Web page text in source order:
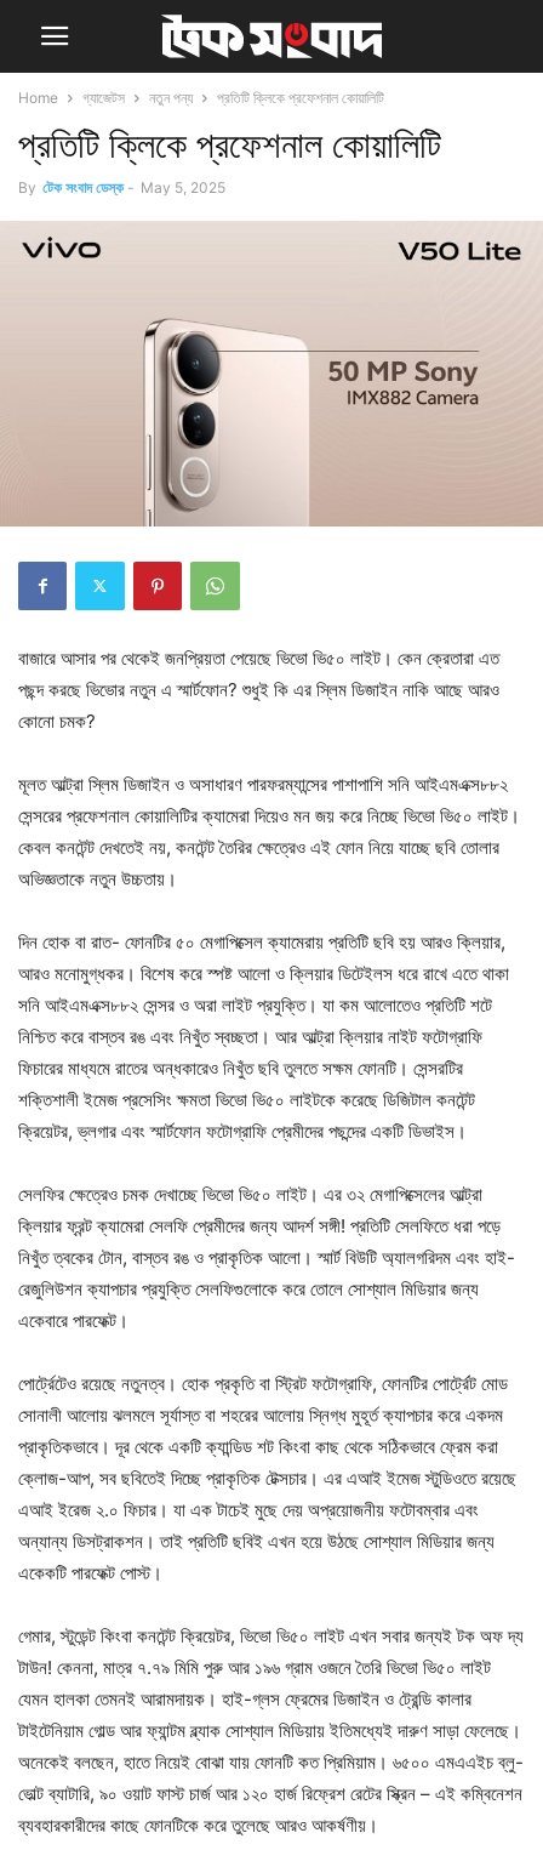
Home গ্যাজেটস নতুন পন্য প্রতিটি ক্লিকে প্রফেশনাল কোয়ালিটি
প্রতিটি ক্লিকে প্রফেশনাল কোয়ালিটি
By টেক সংবাদ ডেস্ক - May 5, 2025
বাজারে আসার পর থেকেই জনপ্রিয়তা পেয়েছে ভিভো ভি৫০ লাইট। কেন ক্রেতারা এত
পছন্দ করছে ভিভোর নতুন এ স্মার্টফোন? শুধুই কি এর স্লিম ডিজাইন নাকি আছে আরও
কোনো চমক?
মূলত আল্ট্রা স্লিম ডিজাইন ও অসাধারণ পারফরম্যান্সের পাশাপাশি সনি আইএমএক্স৮৮২
সেন্সরের প্রফেশনাল কোয়ালিটির ক্যামেরা দিয়েও মন জয় করে নিচ্ছে ভিভো ভি৫০ লাইট।
কেবল কনটেন্ট দেখতেই নয়, কনটেন্ট তৈরির ক্ষেত্রেও এই ফোন নিয়ে যাচ্ছে ছবি তোলার
অভিজ্ঞতাকে নতুন উচ্চতায়।
দিন হোক বা রাত- ফোনটির ৫০ মেগাপিক্সেল ক্যামেরায় প্রতিটি ছবি হয় আরও ক্লিয়ার,
আরও মনোমুগ্ধকর। বিশেষ করে স্পষ্ট আলো ও ক্লিয়ার ডিটেইলস ধরে রাখে এতে থাকা
সনি আইএমএক্স৮৮২ সেন্সর ও অরা লাইট প্রযুক্তি। যা কম আলোতেও প্রতিটি শটে
নিশ্চিত করে বাস্তব রঙ এবং নিখুঁত স্বচ্ছতা। আর আল্ট্রা ক্লিয়ার নাইট ফটোগ্রাফি
ফিচারের মাধ্যমে রাতের অন্ধকারেও নিখুঁত ছবি তুলতে সক্ষম ফোনটি। সেন্সরটির
শক্তিশালী ইমেজ প্রসেসিং ক্ষমতা ভিভো ভি৫০ লাইটকে করেছে ডিজিটাল কনটেন্ট
ক্রিয়েটর, ভ্লগার এবং স্মার্টফোন ফটোগ্রাফি প্রেমীদের পছন্দের একটি ডিভাইস।
সেলফির ক্ষেত্রেও চমক দেখাচ্ছে ভিভো ভি৫০ লাইট। এর ৩২ মেগাপিক্সেলের আল্ট্রা
ক্লিয়ার ফ্রন্ট ক্যামেরা সেলফি প্রেমীদের জন্য আদর্শ সঙ্গী! প্রতিটি সেলফিতে ধরা পড়ে
নিখুঁত ত্বকের টোন, বাস্তব রঙ ও প্রাকৃতিক আলো। স্মার্ট বিউটি অ্যালগরিদম এবং হাই-
রেজুলিউশন ক্যাপচার প্রযুক্তি সেলফিগুলোকে করে তোলে সোশ্যাল মিডিয়ার জন্য
একেবারে পারফেক্ট।
পোর্ট্রেটেও রয়েছে নতুনত্ব। হোক প্রকৃতি বা স্ট্রিট ফটোগ্রাফি, ফোনটির পোর্ট্রেট মোড
সোনালী আলোয় ঝলমলে সূর্যাস্ত বা শহরের আলোয় স্নিগ্ধ মুহূর্ত ক্যাপচার করে একদম
প্রাকৃতিকভাবে। দূর থেকে একটি ক্যান্ডিড শট কিংবা কাছ থেকে সঠিকভাবে ফ্রেম করা
ক্লোজ-আপ, সব ছবিতেই দিচ্ছে প্রাকৃতিক টেক্সচার। এর এআই ইমেজ স্টুডিওতে রয়েছে
এআই ইরেজ ২.০ ফিচার। যা এক টাচেই মুছে দেয় অপ্রয়োজনীয় ফটোবম্বার এবং
অন্যান্য ডিসট্রাকশন। তাই প্রতিটি ছবিই এখন হয়ে উঠছে সোশ্যাল মিডিয়ার জন্য
একেকটি পারফেক্ট পোস্ট।
গেমার, স্টুডেন্ট কিংবা কনটেন্ট ক্রিয়েটর, ভিভো ভি৫০ লাইট এখন সবার জন্যই টক অফ দ্য
টাউন! কেননা, মাত্র ৭.৭৯ মিমি পুরু আর ১৯৬ গ্রাম ওজনে তৈরি ভিভো ভি৫০ লাইট
যেমন হালকা তেমনই আরামদায়ক। হাই-গ্লস ফ্রেমের ডিজাইন ও ট্রেন্ডি কালার
টাইটেনিয়াম গোল্ড আর ফ্যান্টম ব্ল্যাক সোশ্যাল মিডিয়ায় ইতিমধ্যেই দারুণ সাড়া ফেলেছে।
অনেকেই বলছেন, হাতে নিয়েই বোঝা যায় ফোনটি কত প্রিমিয়াম। ৬৫০০ এমএএইচ ব্লু-
ভোল্ট ব্যাটারি, ৯০ ওয়াট ফাস্ট চার্জ আর ১২০ হার্জ রিফ্রেশ রেটের স্ক্রিন – এই কম্বিনেশন
ব্যবহারকারীদের কাছে ফোনটিকে করে তুলেছে আরও আকর্ষণীয়।